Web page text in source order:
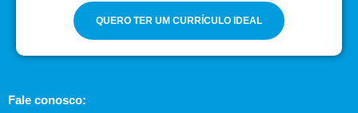
QUERO TER UM CURRÍCULO IDEAL
Fale conosco: